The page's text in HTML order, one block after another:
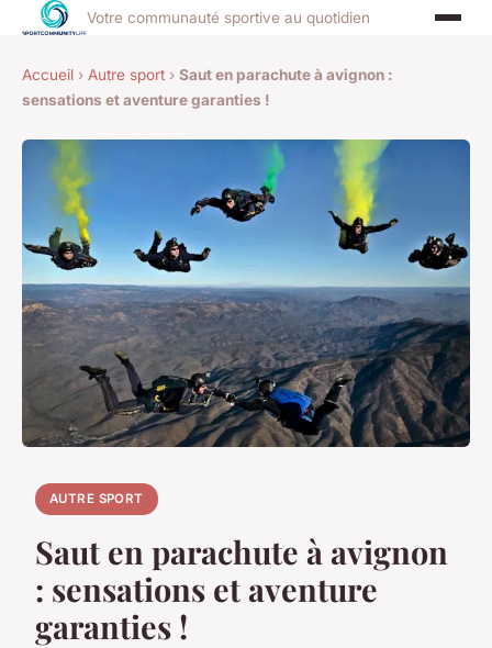
Votre communauté sportive au quotidien
Accueil › Autre sport › Saut en parachute à avignon :
sensations et aventure garanties !
AUTRE SPORT
Saut en parachute à avignon
: sensations et aventure
garanties !